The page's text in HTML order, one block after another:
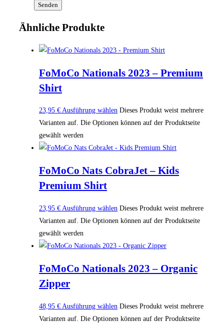
Ähnliche Produkte
FoMoCo Nationals 2023 – Premium
Shirt
23,95 €Ausführung wählen Dieses Produkt weist mehrere
Varianten auf. Die Optionen können auf der Produktseite
gewählt werden
FoMoCo Nats CobraJet – Kids
Premium Shirt
23,95 € Ausführung wählen Dieses Produkt weist mehrere
Varianten auf. Die Optionen können auf der Produktseite
gewählt werden
FoMoCo Nationals 2023 – Organic
Zipper
48,95 € Ausführung wählen Dieses Produkt weist mehrere
Varianten auf. Die Optionen können auf der Produktseite